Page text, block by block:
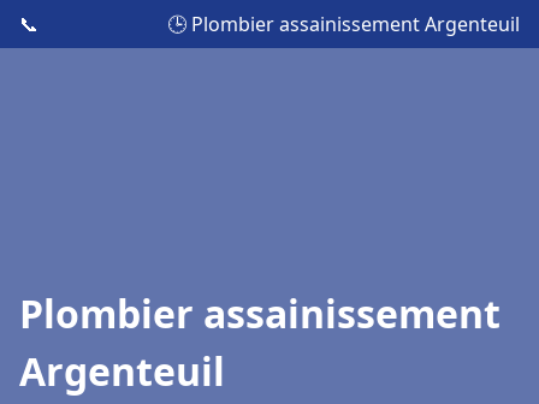
📞 🕒 Plombier assainissement Argenteuil
Plombier assainissement
Argenteuil